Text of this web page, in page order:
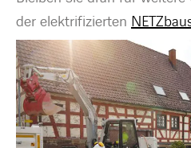
der elektrifizierten